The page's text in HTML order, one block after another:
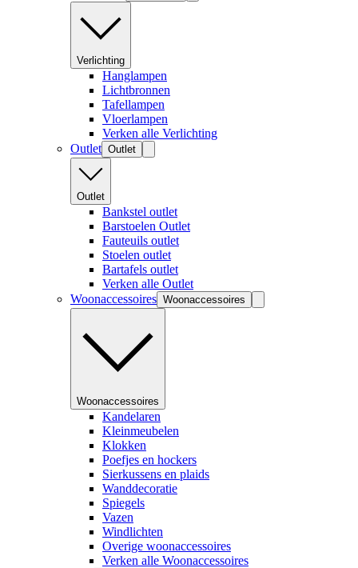
Verlichting
Hanglampen
Lichtbronnen
Tafellampen
Vloerlampen
Verken alle Verlichting
Outlet Outlet
Outlet
Bankstel outlet
Barstoelen Outlet
Fauteuils outlet
Stoelen outlet
Bartafels outlet
Verken alle Outlet
Woonaccessoires Woonaccessoires
Woonaccessoires
Kandelaren
Kleinmeubelen
Klokken
Poefjes en hockers
Sierkussens en plaids
Wanddecoratie
Spiegels
Vazen
Windlichten
Overige woonaccessoires
Verken alle Woonaccessoires